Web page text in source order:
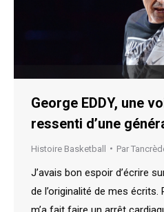
George EDDY, une
ressenti d’une
Histoire Basketball Par
J’avais bon espoir d’écrire
de l’originalité de mes écrits.